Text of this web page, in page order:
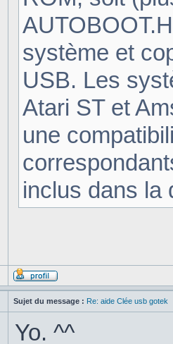
système et
USB. Les
Atari ST et
une
inclus dans la
Sujet du message : Re: aide Clée usb gotek
Yo. ^^